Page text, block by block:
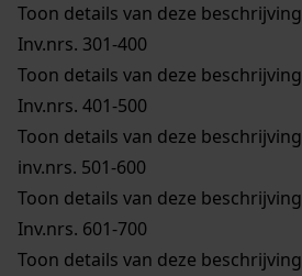
Toon details van deze beschrijving
Inv.nrs. 301-400
Toon details van deze beschrijving
Inv.nrs. 401-500
Toon details van deze beschrijving
inv.nrs. 501-600
Toon details van deze beschrijving
Inv.nrs. 601-700
Toon details van deze beschrijving